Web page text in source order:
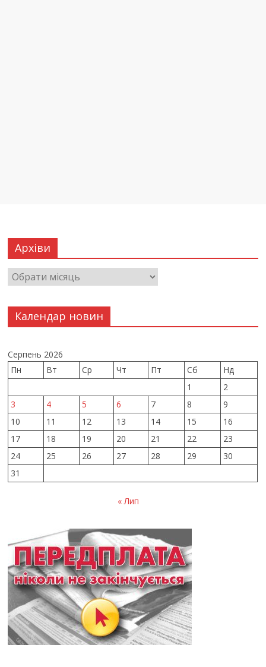
Архіви
Календар новин
Серпень 2026
Пн
Вт Ср Чт Пт Сб
Нд
1
2
3
4 5 6 7 8
9
10
11 12 13 14 15
16
17
18 19 20 21 22
23
24
25 26 27 28 29
30
31
« Лип